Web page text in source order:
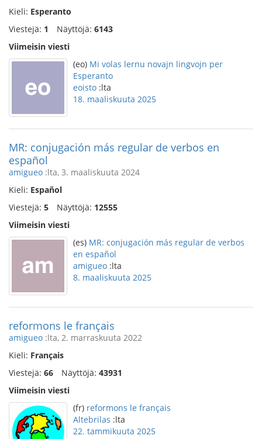
Kieli: Esperanto
Viestejä: 1 Näyttöjä: 6143
Viimeisin viesti
(eo) Mi volas lernu novajn lingvojn per
Esperanto
eoisto :lta
18. maaliskuuta 2025
MR: conjugación más regular de verbos en
español
amigueo :lta, 3. maaliskuuta 2024
Kieli: Español
Viestejä: 5 Näyttöjä: 12555
Viimeisin viesti
(es) MR: conjugación más regular de verbos
en español
amigueo :lta
8. maaliskuuta 2025
reformons le français
amigueo :lta, 2. marraskuuta 2022
Kieli: Français
Viestejä: 66 Näyttöjä: 43931
Viimeisin viesti
(fr) reformons le français
Altebrilas :lta
22. tammikuuta 2025